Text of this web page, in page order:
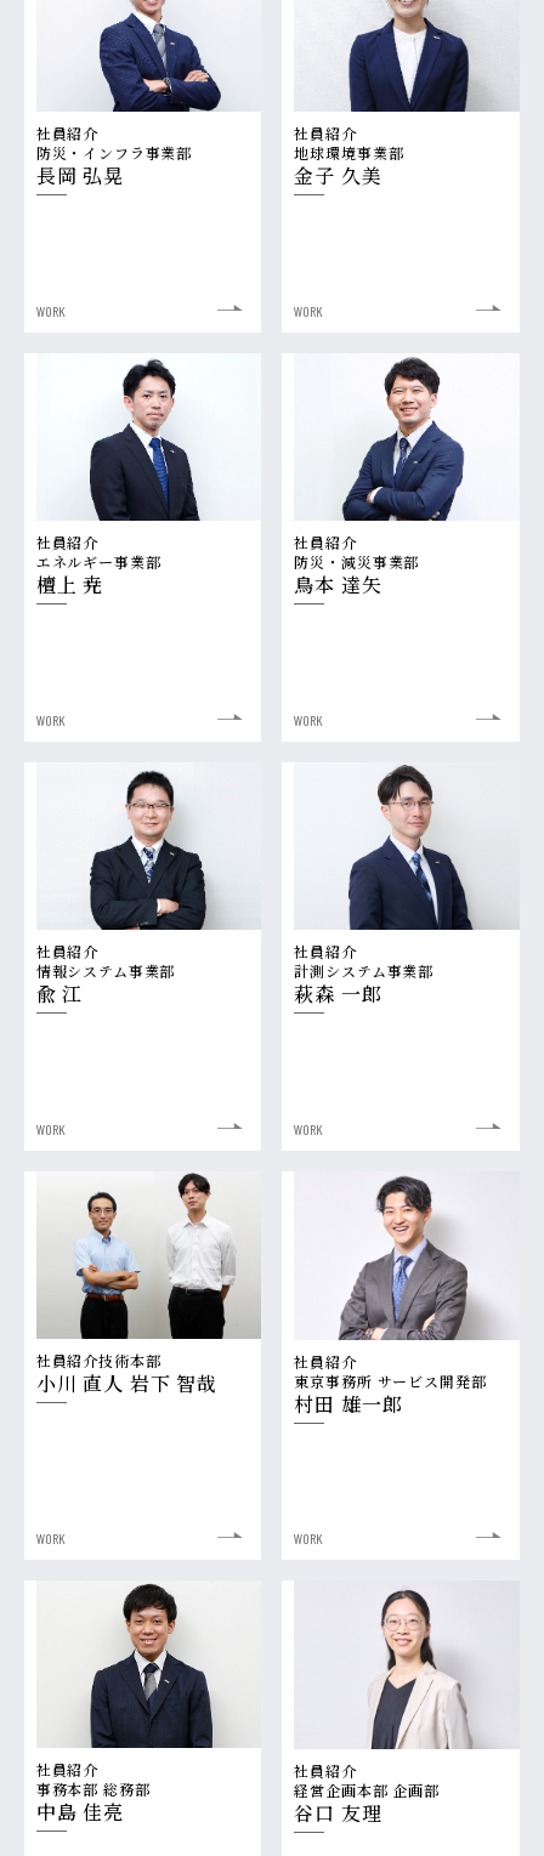
社員紹介
防災・インフラ事業部
長岡 弘晃
WORK
社員紹介
地球環境事業部
金子 久美
WORK
社員紹介
エネルギー事業部
檀上 尭
WORK
社員紹介
防災・減災事業部
鳥本 達矢
WORK
社員紹介
情報システム事業部
兪 江
WORK
社員紹介
計測システム事業部
萩森 一郎
WORK
社員紹介技術本部
小川 直人 岩下 智哉
WORK
社員紹介
東京事務所 サービス開発部
村田 雄一郎
WORK
社員紹介
事務本部 総務部
中島 佳亮
社員紹介
経営企画本部 企画部
谷口 友理